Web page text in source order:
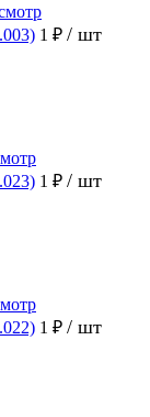
1 ₽ / шт
1 ₽ / шт
1 ₽ / шт